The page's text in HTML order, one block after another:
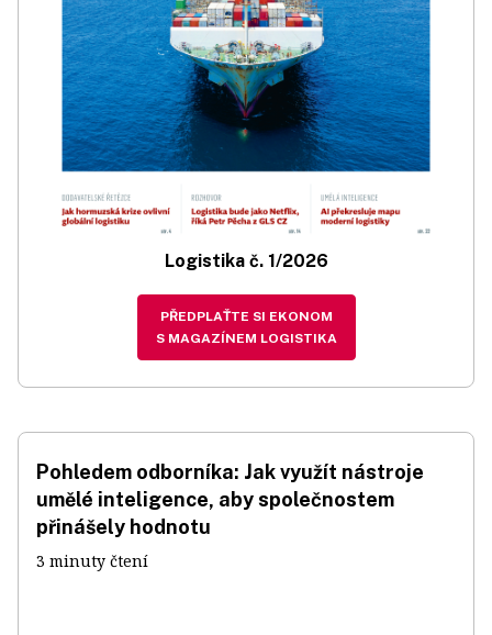
Logistika č. 1/2026
PŘEDPLAŤTE SI EKONOM
S MAGAZÍNEM LOGISTIKA
Pohledem odborníka: Jak využít nástroje
umělé inteligence, aby společnostem
přinášely hodnotu
3 minuty čtení